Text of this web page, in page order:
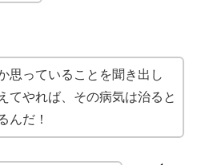
思っていることを聞き出し
てやれば、その病気は治ると
んだ！